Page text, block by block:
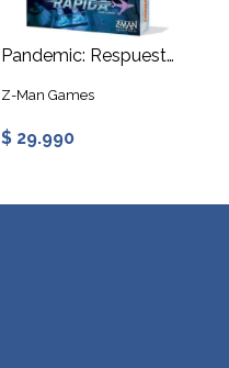
Pandemic: Respuesta Rápida
Z-Man Games
$ 29.990